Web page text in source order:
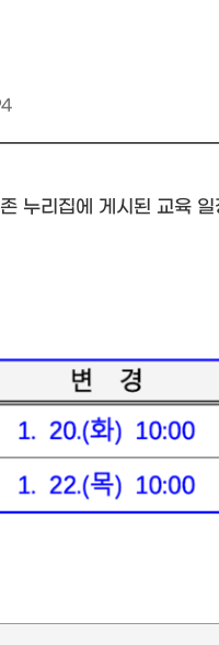
누리집에 게시된 교육